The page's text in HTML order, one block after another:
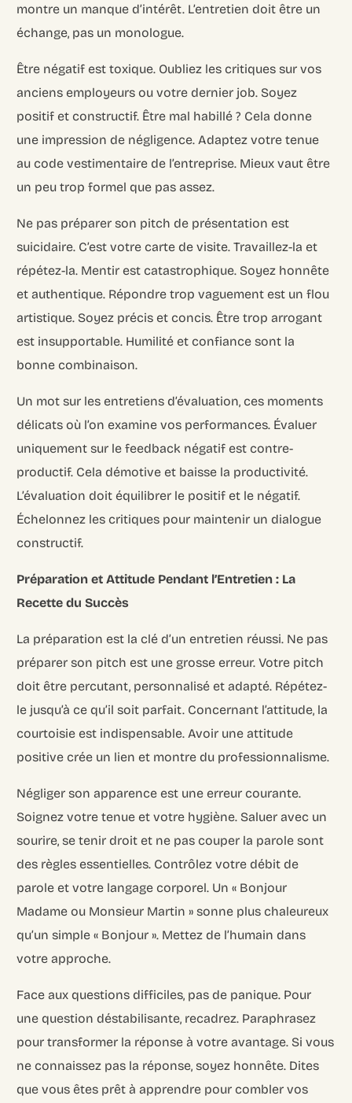
montre un manque d’intérêt. L’entretien doit être un
échange, pas un monologue.
Être négatif est toxique. Oubliez les critiques sur vos
anciens employeurs ou votre dernier job. Soyez
positif et constructif. Être mal habillé ? Cela donne
une impression de négligence. Adaptez votre tenue
au code vestimentaire de l’entreprise. Mieux vaut être
un peu trop formel que pas assez.
Ne pas préparer son pitch de présentation est
suicidaire. C’est votre carte de visite. Travaillez-la et
répétez-la. Mentir est catastrophique. Soyez honnête
et authentique. Répondre trop vaguement est un flou
artistique. Soyez précis et concis. Être trop arrogant
est insupportable. Humilité et confiance sont la
bonne combinaison.
Un mot sur les entretiens d’évaluation, ces moments
délicats où l’on examine vos performances. Évaluer
uniquement sur le feedback négatif est contre-
productif. Cela démotive et baisse la productivité.
L’évaluation doit équilibrer le positif et le négatif.
Échelonnez les critiques pour maintenir un dialogue
constructif.
Préparation et Attitude Pendant l’Entretien : La
Recette du Succès
La préparation est la clé d’un entretien réussi. Ne pas
préparer son pitch est une grosse erreur. Votre pitch
doit être percutant, personnalisé et adapté. Répétez-
le jusqu’à ce qu’il soit parfait. Concernant l’attitude, la
courtoisie est indispensable. Avoir une attitude
positive crée un lien et montre du professionnalisme.
Négliger son apparence est une erreur courante.
Soignez votre tenue et votre hygiène. Saluer avec un
sourire, se tenir droit et ne pas couper la parole sont
des règles essentielles. Contrôlez votre débit de
parole et votre langage corporel. Un « Bonjour
Madame ou Monsieur Martin » sonne plus chaleureux
qu’un simple « Bonjour ». Mettez de l’humain dans
votre approche.
Face aux questions difficiles, pas de panique. Pour
une question déstabilisante, recadrez. Paraphrasez
pour transformer la réponse à votre avantage. Si vous
ne connaissez pas la réponse, soyez honnête. Dites
que vous êtes prêt à apprendre pour combler vos